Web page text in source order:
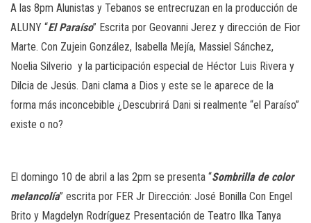
A las 8pm Alunistas y Tebanos se entrecruzan en la producción de
ALUNY “El Paraíso” Escrita por Geovanni Jerez y dirección de Fior
Marte. Con Zujein González, Isabella Mejía, Massiel Sánchez,
Noelia Silverio y la participación especial de Héctor Luis Rivera y
Dilcia de Jesús. Dani clama a Dios y este se le aparece de la
forma más inconcebible ¿Descubrirá Dani si realmente “el Paraíso”
existe o no?
El domingo 10 de abril a las 2pm se presenta “Sombrilla de color
melancolía” escrita por FER Jr Dirección: José Bonilla Con Engel
Brito y Magdelyn Rodríguez Presentación de Teatro Ilka Tanya